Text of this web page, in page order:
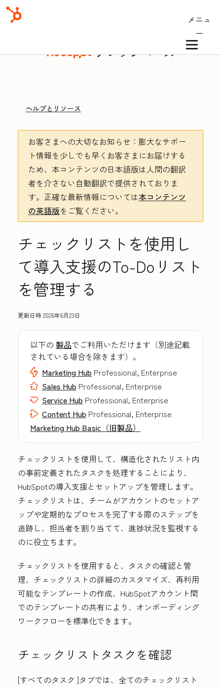
メニュ
ー
ナレッジベース
ヘルプとリソース
お客さまへの大切なお知らせ ：膨大なサポー
ト情報を少しでも早くお客さまにお届けする
ため、本コンテンツの日本語版は人間の翻訳
者を介さない自動翻訳で提供されておりま
す。 正確な最新情報については本コンテンツ
の英語版をご覧ください。
チェックリストを使用し
て導入支援のTo-Doリスト
を管理する
更新日時2026年6月23日
以下の 製品でご利用いただけます（別途記載
されている場合を除きます）。
Marketing Hub Professional, Enterprise
Sales Hub Professional, Enterprise
Service Hub Professional, Enterprise
Content Hub Professional, Enterprise
Marketing Hub Basic（旧製品）
チェックリストを使用して、構造化されたリスト内
の事前定義されたタスクを処理することにより、
HubSpotの導入支援とセットアップを管理します。
チェックリストは、チームがアカウントのセットア
ップや定期的なプロセスを完了する際のステップを
追跡し、担当者を割り当てて、進捗状況を監視する
のに役立ちます。
チェックリストを使用すると、タスクの確認と管
理、チェックリストの詳細のカスタマイズ、再利用
可能なテンプレートの作成、HubSpotアカウント間
でのテンプレートの共有により、オンボーディング
ワークフローを標準化できます。
チェックリストタスクを確認
[すべてのタスク ]タブでは、全てのチェックリスト